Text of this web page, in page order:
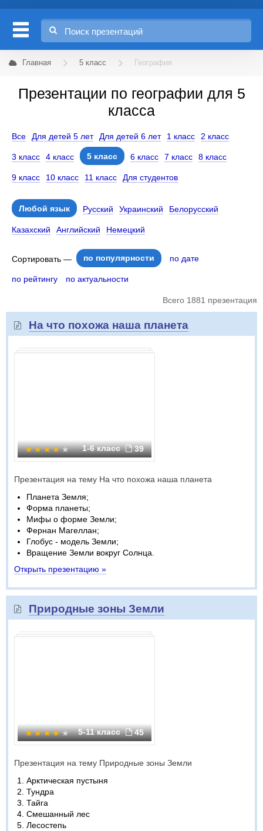
Главная 5 класс География
Презентации по географии для 5
класса
Все Для детей 5 лет Для детей 6 лет 1 класс 2 класс
3 класс 4 класс 5 класс 6 класс 7 класс 8 класс
9 класс 10 класс 11 класс Для студентов
Любой язык Русский Украинский Белорусский
Казахский Английский Немецкий
Сортировать — по популярности по дате
по рейтингу по актуальности
Всего 1881 презентация
На что похожа наша планета
1-6 класс 39
Презентация на тему На что похожа наша планета
Планета Земля;
Форма планеты;
Мифы о форме Земли;
Фернан Магеллан;
Глобус - модель Земли;
Вращение Земли вокруг Солнца.
Открыть презентацию »
Природные зоны Земли
5-11 класс 45
Презентация на тему Природные зоны Земли
Арктическая пустыня
Тундра
Тайга
Смешанный лес
Лесостепь